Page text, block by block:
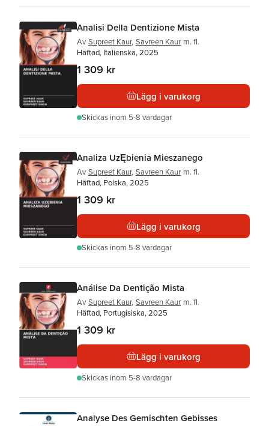
Analisi Della Dentizione Mista
Av Supreet Kaur, Savreen Kaur m. fl.
Häftad, Italienska, 2025
1 309 kr
Lägg i varukorg
Skickas inom 5-8 vardagar
Analiza UzĘbienia Mieszanego
Av Supreet Kaur, Savreen Kaur m. fl.
Häftad, Polska, 2025
1 309 kr
Lägg i varukorg
Skickas inom 5-8 vardagar
Análise Da Dentição Mista
Av Supreet Kaur, Savreen Kaur m. fl.
Häftad, Portugisiska, 2025
1 309 kr
Lägg i varukorg
Skickas inom 5-8 vardagar
Analyse Des Gemischten Gebisses